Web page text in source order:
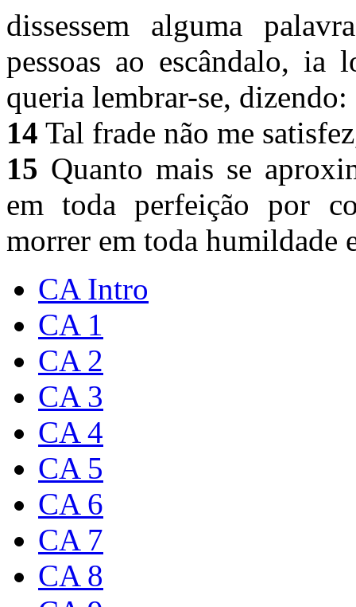
dissessem alguma
pessoas ao escândalo, ia
queria lembrar-se, dizendo:
14 Tal frade não me
15 Quanto mais se
em toda perfeição por
morrer em toda humildade
CA Intro
CA 1
CA 2
CA 3
CA 4
CA 5
CA 6
CA 7
CA 8